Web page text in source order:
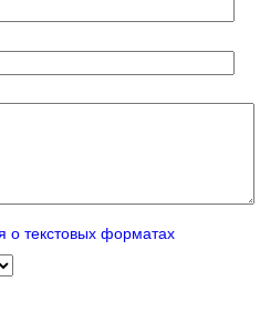
текстовых форматах